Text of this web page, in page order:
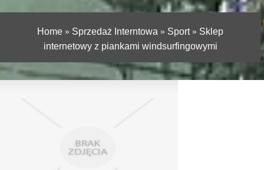
Home » Sprzedaż Interntowa » Sport» Sklep
internetowy z piankami windsurfingowymi